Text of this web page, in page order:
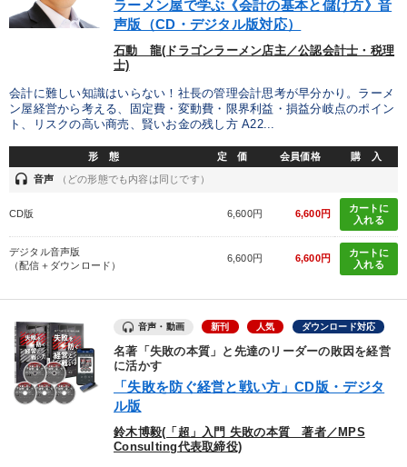
モノづくり
※「更新」を押すと「タグ・キーワード」を更新いただけます。
ラーメン屋で学ぶ《会計の基本と儲け方》音
声版（CD・デジタル版対応）
石動 龍(ドラゴンラーメン店主／公認会計士・税理
士)
会計に難しい知識はいらない！社長の管理会計思考が早分かり。ラーメ
ン屋経営から考える、固定費・変動費・限界利益・損益分岐点のポイン
ト、リスクの高い商売、賢いお金の残し方 A22...
形 態 定 価 会員価格 購 入
headset 音声 （どの形態でも内容は同じです）
CD版 6,600円 6,600円
カートに
入れる
デジタル音声版
（配信＋ダウンロード）
6,600円 6,600円
カートに
入れる
音声・動画 新刊 人気 ダウンロード対応
名著「失敗の本質」と先達のリーダーの敗因を経営
に活かす
「失敗を防ぐ経営と戦い方」CD版・デジタ
ル版
鈴木博毅(「超」入門 失敗の本質 著者／MPS
Consulting代表取締役)